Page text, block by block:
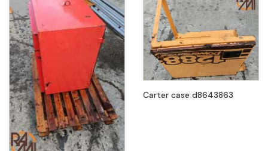
Carter case d8643863